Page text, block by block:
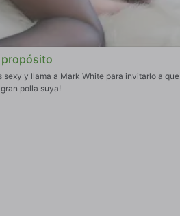
propósito
sexy y llama a Mark White para invitarlo a que
polla suya!